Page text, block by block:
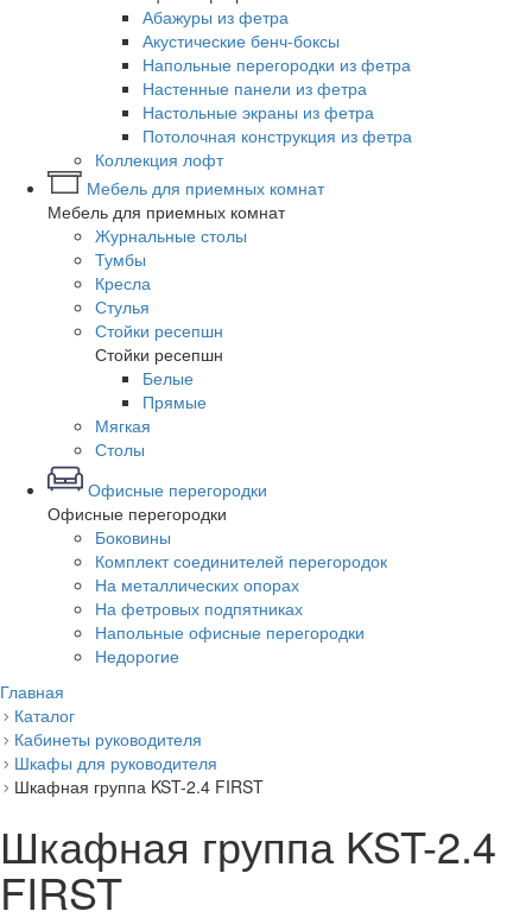
Абажуры из фетра
Акустические бенч-боксы
Напольные перегородки из фетра
Настенные панели из фетра
Настольные экраны из фетра
Потолочная конструкция из фетра
Коллекция лофт
Мебель для приемных комнат
Мебель для приемных комнат
Журнальные столы
Тумбы
Кресла
Стулья
Стойки ресепшн
Стойки ресепшн
Белые
Прямые
Мягкая
Столы
Офисные перегородки
Офисные перегородки
Боковины
Комплект соединителей перегородок
На металлических опорах
На фетровых подпятниках
Напольные офисные перегородки
Недорогие
Главная
Каталог
Кабинеты руководителя
Шкафы для руководителя
Шкафная группа KST-2.4 FIRST
Шкафная группа KST-2.4
FIRST